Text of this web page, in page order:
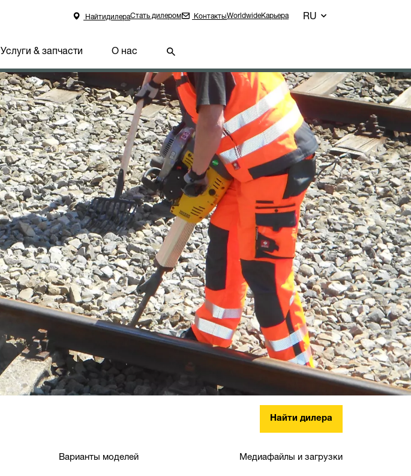
НайтидилераСтать дилером КонтактыWorldwideКарьера RU
Услуги & запчасти О нас
Найти дилера
Варианты моделей Медиафайлы и загрузки